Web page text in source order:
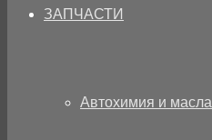
ЗАПЧАСТИ
Автохимия и масла